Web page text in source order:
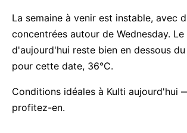
La semaine à venir est instable, avec
concentrées autour de Wednesday. Le
d'aujourd'hui reste bien en dessous
pour cette date, 36°C.
Conditions idéales à Kulti aujourd'hui
profitez-en.